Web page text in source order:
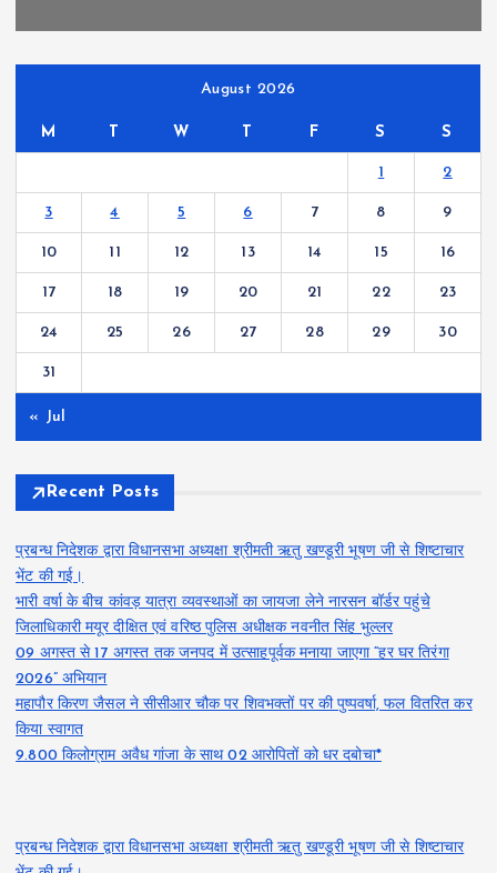
August 2026
M T W T F S S
1 2
3 4 5 6 7 8 9
10 11 12 13 14 15 16
17 18 19 20 21 22 23
24 25 26 27 28 29 30
31
« Jul
Recent Posts
प्रबन्ध निदेशक द्वारा विधानसभा अध्यक्षा श्रीमती ऋतु खण्डूरी भूषण जी से शिष्टाचार
भेंट की गई।
भारी वर्षा के बीच कांवड़ यात्रा व्यवस्थाओं का जायजा लेने नारसन बॉर्डर पहुंचे
जिलाधिकारी मयूर दीक्षित एवं वरिष्ठ पुलिस अधीक्षक नवनीत सिंह भुल्लर
09 अगस्त से 17 अगस्त तक जनपद में उत्साहपूर्वक मनाया जाएगा “हर घर तिरंगा
2026” अभियान
महापौर किरण जैसल ने सीसीआर चौक पर शिवभक्तों पर की पुष्पवर्षा, फल वितरित कर
किया स्वागत
9.800 किलोग्राम अवैध गांजा के साथ 02 आरोपितों को धर दबोचा*
प्रबन्ध निदेशक द्वारा विधानसभा अध्यक्षा श्रीमती ऋतु खण्डूरी भूषण जी से शिष्टाचार